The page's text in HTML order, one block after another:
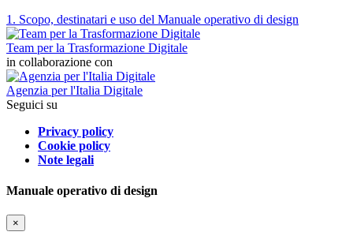
1. Scopo, destinatari e uso del Manuale operativo di design
Team per la Trasformazione Digitale
in collaborazione con
Agenzia per l'Italia Digitale
Seguici su
Privacy policy
Cookie policy
Note legali
Manuale operativo di design
×